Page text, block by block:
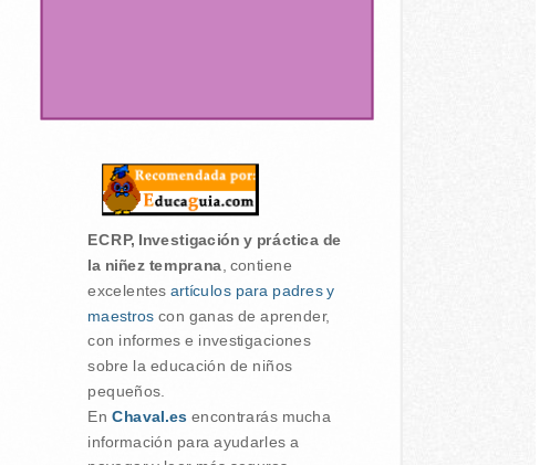
ECRP, Investigación y práctica de
la niñez temprana, contiene
excelentes artículos para padres y
maestros con ganas de aprender,
con informes e investigaciones
sobre la educación de niños
pequeños.
En Chaval.es encontrarás mucha
información para ayudarles a